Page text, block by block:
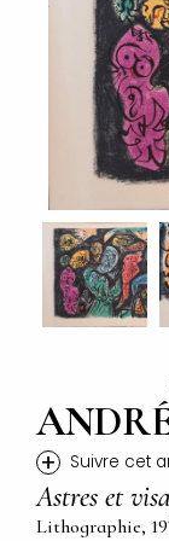
+ Suivre cet
Astres et
Lithographie,